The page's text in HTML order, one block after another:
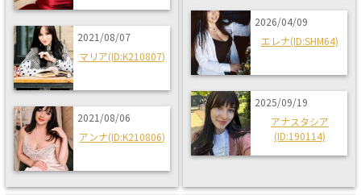
2021/08/07
マリア(ID:K210807)
2021/08/06
アンナ(ID:K210806)
2026/04/09
エレナ(ID:SHM64)
2025/09/19
アナスタシア
(ID:190114)